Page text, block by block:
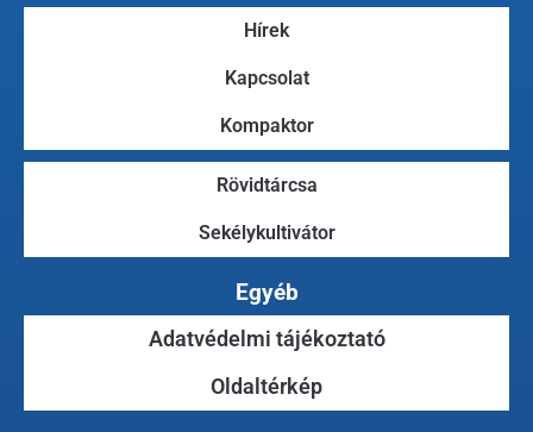
Hírek
Kapcsolat
Kompaktor
Rövidtárcsa
Sekélykultivátor
Egyéb
Adatvédelmi tájékoztató
Oldaltérkép